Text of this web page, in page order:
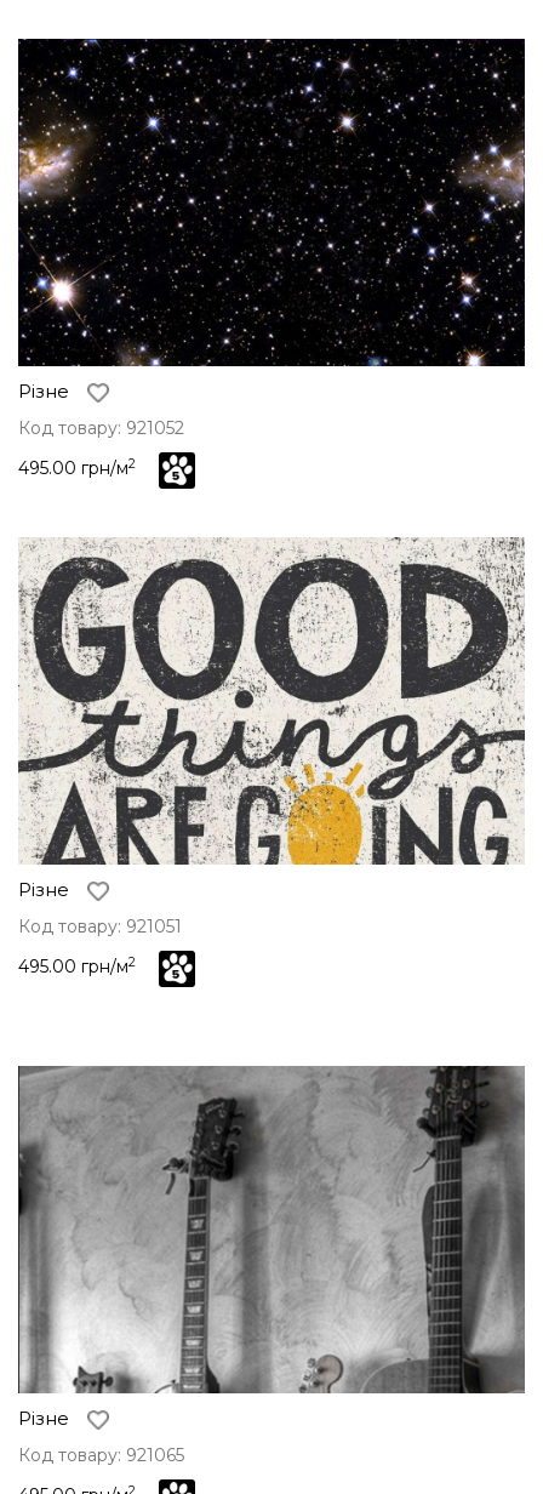
Різне
Код товару: 921052
495.00 грн/м2
Різне
Код товару: 921051
495.00 грн/м2
Різне
Код товару: 921065